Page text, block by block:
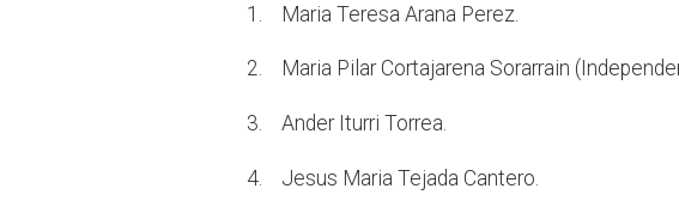
1. Maria Teresa Arana Perez.
2. Maria Pilar Cortajarena Sorarrain
3. Ander Iturri Torrea.
4. Jesus Maria Tejada Cantero.